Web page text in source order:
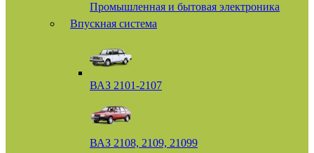
Промышленная и бытовая электроника
Впускная система
ВАЗ 2101-2107
ВАЗ 2108, 2109, 21099